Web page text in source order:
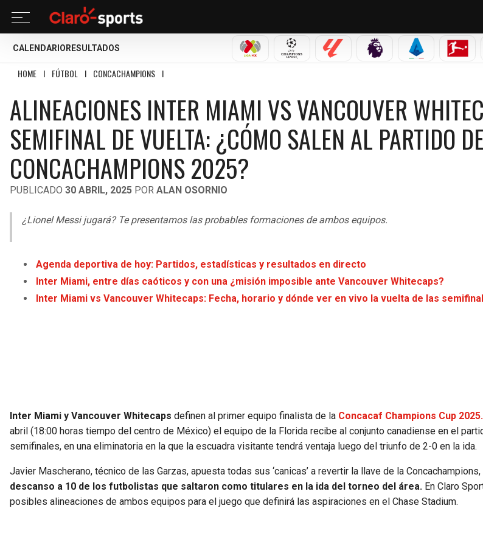
CALENDARIO RESULTADOS
LIGA MX CHAMPIONS LEAGUE
LALIGA PREMIER LEAGUE
SERIE A
HOME I FÚTBOL I CONCACHAMPIONS I
ALINEACIONES INTER MIAMI VS VANCOUVER
SEMIFINAL DE VUELTA: ¿CÓMO SALEN AL PARTIDO DE
CONCACHAMPIONS 2025?
PUBLICADO 30 ABRIL, 2025 POR ALAN OSORNIO
¿Lionel Messi jugará? Te presentamos las probables formaciones de ambos equipos.
Agenda deportiva de hoy: Partidos, estadísticas y resultados en directo
Inter Miami, entre días caóticos y con una ¿misión imposible ante Vancouver Whitecaps?
Inter Miami vs Vancouver Whitecaps: Fecha, horario y dónde ver en vivo la vuelta de las
Inter Miami y Vancouver Whitecaps definen al primer equipo finalista de la Concacaf Champions Cup 2025.
abril (18:00 horas tiempo del centro de México) el equipo de la Florida recibe al conjunto canadiense en el
semifinales, en una eliminatoria en la que la escuadra visitante tendrá ventaja luego del triunfo de 2-0 en la ida.
Javier Mascherano, técnico de las Garzas, apuesta todas sus ‘canicas’ a revertir la llave de la
descanso a 10 de los futbolistas que saltaron como titulares en la ida del torneo del área. En Claro
posibles alineaciones de ambos equipos para el juego que definirá las aspiraciones en el Chase Stadium.